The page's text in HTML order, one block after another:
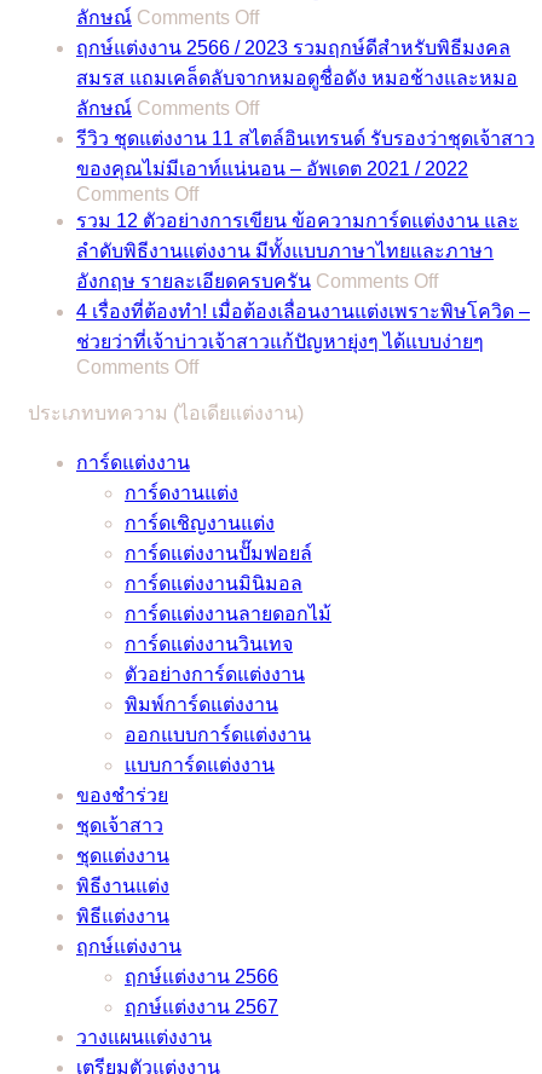
ลักษณ์ Comments Offon
ฤกษ์
แต่งงาน
2567
2024
รวม
ดี
สำหรับ
พิธี
มงคล
สมรส
เคล็ด
ชื่อ
ดัง
หมอ
ช้าง
และ
หมอ
ลักษณ์
ฤกษ์แต่งงาน 2566 / 2023 รวมฤกษ์ดีสำหรับพิธีมงคล
สมรส แถมเคล็ดลับจากหมอดูชื่อดัง หมอช้างและหมอ
ลักษณ์ Comments Offon
ฤกษ์
แต่งงาน
2566
/
2023
รวม
ฤกษ์
ดี
สำหรับ
มงคล
ลับ
จาก
หมอดู
ชื่อ
ดัง
หมอ
ช้าง
และ
หมอ
รีวิว ชุดแต่งงาน 11 สไตล์อินเทรนด์ รับรองว่าชุดเจ้าสาว
ของคุณไม่มีเอาท์แน่นอน – อัพเดต 2021 / 2022
Comments Offon
รีวิว
ชุด
แต่งงาน
11
สไตล์
อิน
รนด์
ไม่
มี
เอา
รวม 12 ตัวอย่างการเขียน ข้อความการ์ดแต่งงาน และ
ลำดับพิธีงานแต่งงาน มีทั้งแบบภาษาไทยและภาษา
อังกฤษ รายละเอียดครบครัน Comments Offon
รวม
12
ตัวอย่าง
4 เรื่องที่ต้องทำ! เมื่อต้องเลื่อนงานแต่งเพราะพิษโควิด –
ช่วยว่าที่เจ้าบ่าวเจ้าสาวแก้ปัญหายุ่งๆ ได้แบบง่ายๆ
Comments Offon
เรื่อง
ทำ!
เมื่อ
ต้อง
เลื่อน
งาน
แต่ง
เพราะ
พิษ
โค
วิด
สาว
แก้
ปัญหา
ประเภทบทความ (ไอเดียแต่งงาน)
การ์ดแต่งงาน
การ์ดงานแต่ง
การ์ดเชิญงานแต่ง
การ์ดแต่งงานปั๊มฟอยล์
การ์ดแต่งงานมินิมอล
การ์ดแต่งงานลายดอกไม้
การ์ดแต่งงานวินเทจ
ตัวอย่างการ์ดแต่งงาน
พิมพ์การ์ดแต่งงาน
ออกแบบการ์ดแต่งงาน
แบบการ์ดแต่งงาน
ของชำร่วย
ชุดเจ้าสาว
ชุดแต่งงาน
พิธีงานแต่ง
พิธีแต่งงาน
ฤกษ์แต่งงาน
ฤกษ์แต่งงาน 2566
ฤกษ์แต่งงาน 2567
วางแผนแต่งงาน
เตรียมตัวแต่งงาน